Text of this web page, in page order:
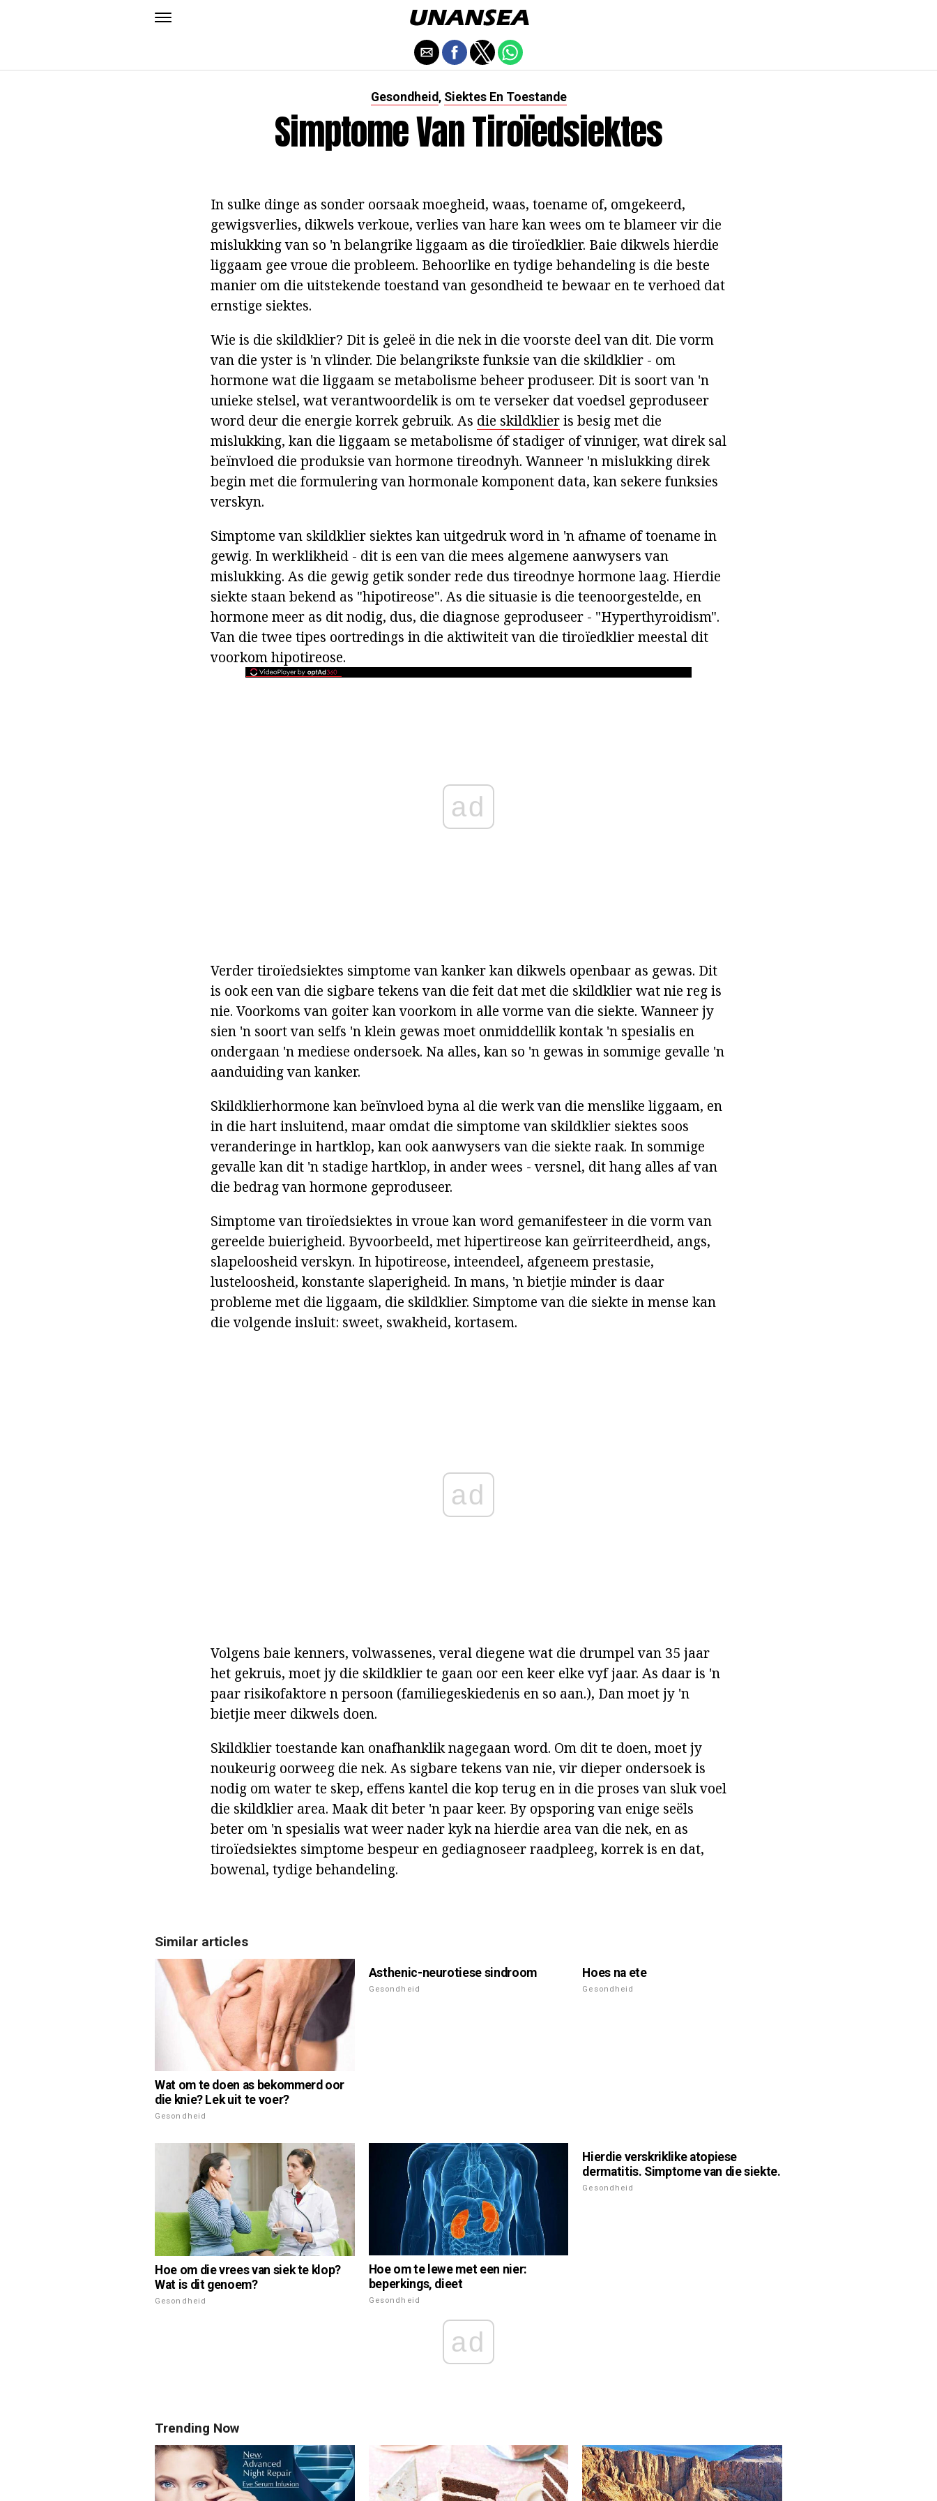
Gesondheid, Siektes En Toestande
Simptome Van Tiroïedsiektes
In sulke dinge as sonder oorsaak moegheid, waas, toename of, omgekeerd,
gewigsverlies, dikwels verkoue, verlies van hare kan wees om te blameer vir die
mislukking van so 'n belangrike liggaam as die tiroïedklier. Baie dikwels hierdie
liggaam gee vroue die probleem. Behoorlike en tydige behandeling is die beste
manier om die uitstekende toestand van gesondheid te bewaar en te verhoed dat
ernstige siektes.
Wie is die skildklier? Dit is geleë in die nek in die voorste deel van dit. Die vorm
van die yster is 'n vlinder. Die belangrikste funksie van die skildklier - om
hormone wat die liggaam se metabolisme beheer produseer. Dit is soort van 'n
unieke stelsel, wat verantwoordelik is om te verseker dat voedsel geproduseer
word deur die energie korrek gebruik. As die skildklieris besig met die
mislukking, kan die liggaam se metabolisme óf stadiger of vinniger, wat direk sal
beïnvloed die produksie van hormone tireodnyh. Wanneer 'n mislukking direk
begin met die formulering van hormonale komponent data, kan sekere funksies
verskyn.
Simptome van skildklier siektes kan uitgedruk word in 'n afname of toename in
gewig. In werklikheid - dit is een van die mees algemene aanwysers van
mislukking. As die gewig getik sonder rede dus tireodnye hormone laag. Hierdie
siekte staan bekend as "hipotireose". As die situasie is die teenoorgestelde, en
hormone meer as dit nodig, dus, die diagnose geproduseer - "Hyperthyroidism".
Van die twee tipes oortredings in die aktiwiteit van die tiroïedklier meestal dit
voorkom hipotireose.
ad
Verder tiroïedsiektes simptome van kanker kan dikwels openbaar as gewas. Dit
is ook een van die sigbare tekens van die feit dat met die skildklier wat nie reg is
nie. Voorkoms van goiter kan voorkom in alle vorme van die siekte. Wanneer jy
sien 'n soort van selfs 'n klein gewas moet onmiddellik kontak 'n spesialis en
ondergaan 'n mediese ondersoek. Na alles, kan so 'n gewas in sommige gevalle 'n
aanduiding van kanker.
Skildklierhormone kan beïnvloed byna al die werk van die menslike liggaam, en
in die hart insluitend, maar omdat die simptome van skildklier siektes soos
veranderinge in hartklop, kan ook aanwysers van die siekte raak. In sommige
gevalle kan dit 'n stadige hartklop, in ander wees - versnel, dit hang alles af van
die bedrag van hormone geproduseer.
Simptome van tiroïedsiektes in vroue kan word gemanifesteer in die vorm van
gereelde buierigheid. Byvoorbeeld, met hipertireose kan geïrriteerdheid, angs,
slapeloosheid verskyn. In hipotireose, inteendeel, afgeneem prestasie,
lusteloosheid, konstante slaperigheid. In mans, 'n bietjie minder is daar
probleme met die liggaam, die skildklier. Simptome van die siekte in mense kan
die volgende insluit: sweet, swakheid, kortasem.
ad
Volgens baie kenners, volwassenes, veral diegene wat die drumpel van 35 jaar
het gekruis, moet jy die skildklier te gaan oor een keer elke vyf jaar. As daar is 'n
paar risikofaktore n persoon (familiegeskiedenis en so aan.), Dan moet jy 'n
bietjie meer dikwels doen.
Skildklier toestande kan onafhanklik nagegaan word. Om dit te doen, moet jy
noukeurig oorweeg die nek. As sigbare tekens van nie, vir dieper ondersoek is
nodig om water te skep, effens kantel die kop terug en in die proses van sluk voel
die skildklier area. Maak dit beter 'n paar keer. By opsporing van enige seëls
beter om 'n spesialis wat weer nader kyk na hierdie area van die nek, en as
tiroïedsiektes simptome bespeur en gediagnoseer raadpleeg, korrek is en dat,
bowenal, tydige behandeling.
Similar articles
Wat om te doen as bekommerd oor
die knie? Lek uit te voer?
Gesondheid
Asthenic-neurotiese sindroom
Gesondheid
Hoes na ete
Gesondheid
Hoe om die vrees van siek te klop?
Wat is dit genoem?
Gesondheid
Hoe om te lewe met een nier:
beperkings, dieet
Gesondheid
Hierdie verskriklike atopiese
dermatitis. Simptome van die siekte.
Gesondheid
ad
Trending Now